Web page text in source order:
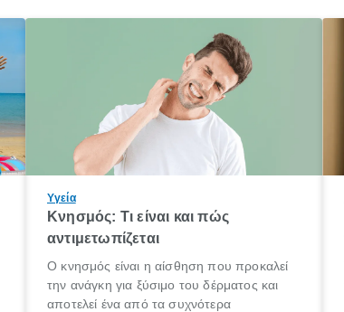
Υγεία
Κνησμός: Τι είναι και πώς
αντιμετωπίζεται
Ο κνησμός είναι η αίσθηση που προκαλεί
την ανάγκη για ξύσιμο του δέρματος και
αποτελεί ένα από τα συχνότερα